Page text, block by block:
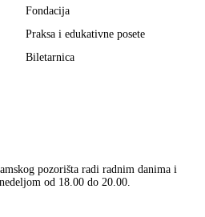
Fondacija
Praksa i edukativne posete
Biletarnica
pozorišta radi radnim danima i
od 18.00 do 20.00.